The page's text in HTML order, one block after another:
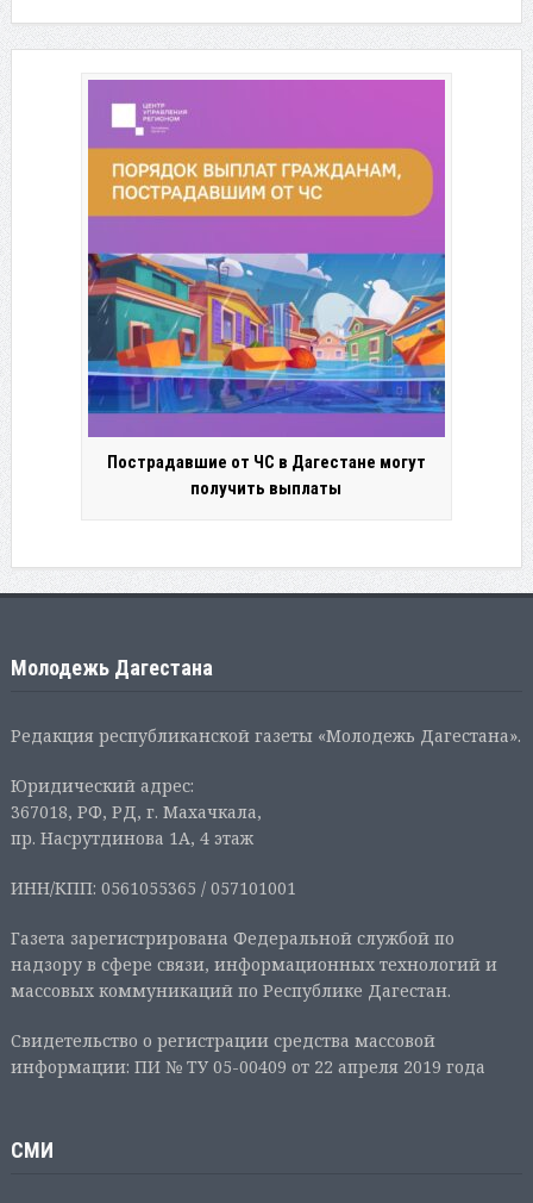
Пострадавшие от ЧС в Дагестане могут
получить выплаты
Молодежь Дагестана
Редакция республиканской газеты «Молодежь Дагестана».
Юридический адрес:
367018, РФ, РД, г. Махачкала,
пр. Насрутдинова 1А, 4 этаж
ИНН/КПП: 0561055365 / 057101001
Газета зарегистрирована Федеральной службой по
надзору в сфере связи, информационных технологий и
массовых коммуникаций по Республике Дагестан.
Свидетельство о регистрации средства массовой
информации: ПИ № ТУ 05-00409 от 22 апреля 2019 года
СМИ